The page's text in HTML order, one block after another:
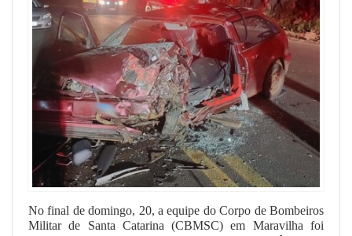
No final de domingo, 20, a equipe do Corpo de Bombeiros
Militar de Santa Catarina (CBMSC) em Maravilha foi